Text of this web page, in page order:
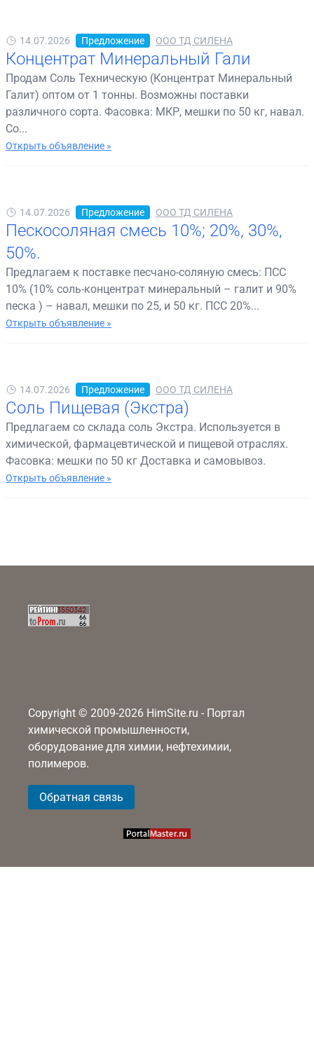
14.07.2026 Предложение ООО ТД СИЛЕНА
Концентрат Минеральный Гали
Продам Соль Техническую (Концентрат Минеральный
Галит) оптом от 1 тонны. Возможны поставки
различного сорта. Фасовка: МКР, мешки по 50 кг, навал.
Со...
Открыть объявление »
14.07.2026 Предложение ООО ТД СИЛЕНА
Пескосоляная смесь 10%; 20%, 30%,
50%.
Предлагаем к поставке песчано-соляную смесь: ПСС
10% (10% соль-концентрат минеральный – галит и 90%
песка ) – навал, мешки по 25, и 50 кг. ПСС 20%...
Открыть объявление »
14.07.2026 Предложение ООО ТД СИЛЕНА
Соль Пищевая (Экстра)
Предлагаем со склада соль Экстра. Используется в
химической, фармацевтической и пищевой отраслях.
Фасовка: мешки по 50 кг Доставка и самовывоз.
Открыть объявление »
Copyright © 2009-2026 HimSite.ru - Портал
химической промышленности,
оборудование для химии, нефтехимии,
полимеров.
Обратная связь